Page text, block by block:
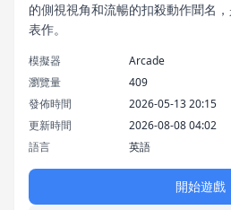
的側視視角和流暢的扣殺動作聞名
表作。
模擬器
Arcade
瀏覽量
409
發佈時間
2026-05-13 20:15
更新時間
2026-08-08 04:02
語言
英語
開始遊戲